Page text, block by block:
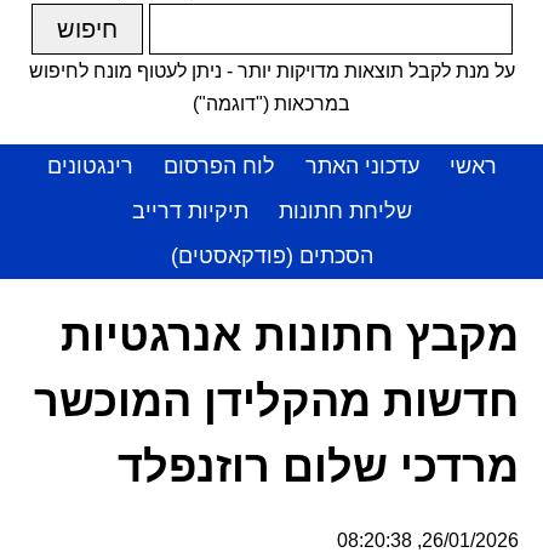
על מנת לקבל תוצאות מדויקות יותר - ניתן לעטוף מונח לחיפוש
במרכאות ("דוגמה")
ראשי עדכוני האתר לוח הפרסום
רינגטונים
שליחת חתונות
תיקיות דרייב
הסכתים (פודקאסטים)
מקבץ חתונות אנרגטיות
חדשות מהקלידן המוכשר
מרדכי שלום רוזנפלד
26/01/2026, 08:20:38